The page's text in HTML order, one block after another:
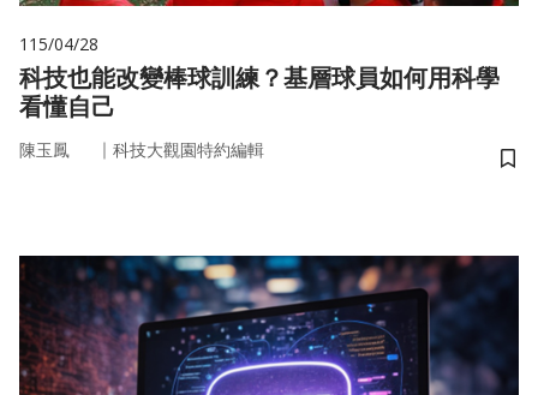
115/04/28
科技也能改變棒球訓練？基層球員如何用科學
看懂自己
陳玉鳳 ｜ 科技大觀園特約編輯
儲